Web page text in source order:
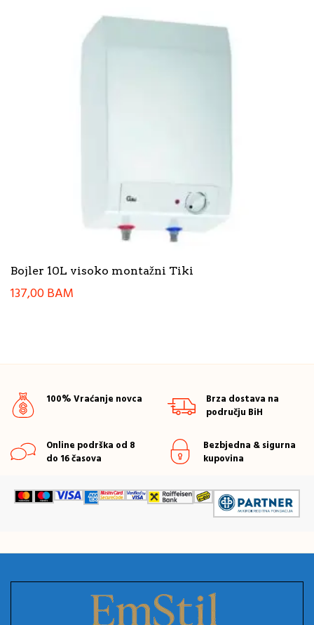
Bojler 10L visoko montažni Tiki
137,00BAM
100% Vraćanje novca
Brza dostava na
području BiH
Online podrška od 8
do 16 časova
Bezbjedna & sigurna
kupovina